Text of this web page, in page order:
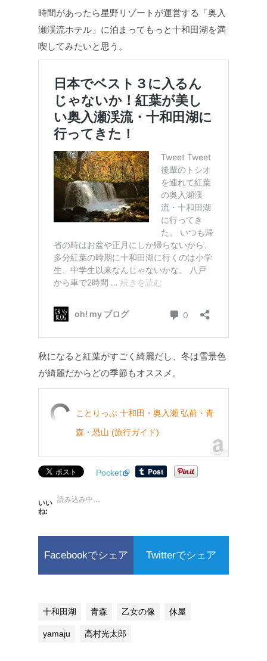
時間があったら星野リゾートが運営する「奥入
瀬渓流ホテル」に泊まってもっと十和田湖を満
喫してみたいと思う。
秋になると紅葉がすごく綺麗だし、冬は雪景色
が綺麗だからどの季節もオススメ。
ことりっぷ 十和田・奥入瀬 弘前・青
森・恐山 (旅行ガイド)
Pocket
いい
ね:
読み込み中…
Facebookでシェア Twitterでシェア
十和田湖 青森 乙女の像 休屋
yamaju 高村光太郎